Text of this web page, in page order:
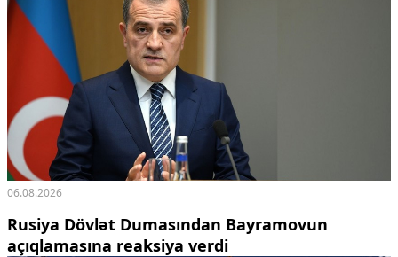
06.08.2026
Rusiya Dövlət Dumasından Bayramovun
açıqlamasına reaksiya verdi